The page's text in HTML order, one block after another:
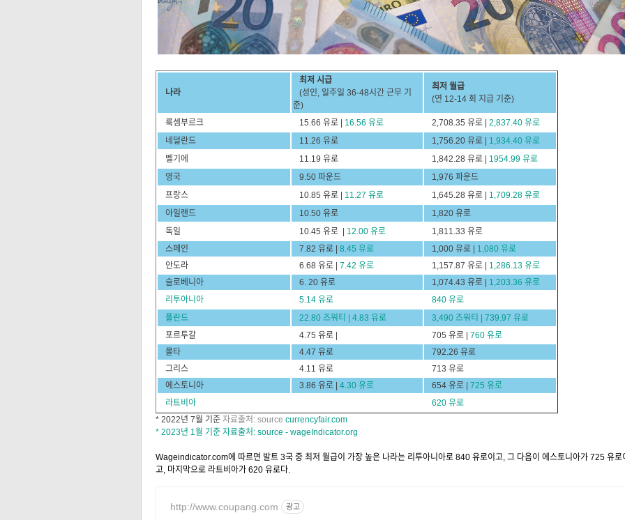
나라
최저 시급
(성인, 일주일 36-48시간 근무 기
준)
최저 월급
(연 12-14 회 지급 기준)
룩셈부르크 15.66 유로 | 16.56 유로 2,708.35 유로 | 2,837.40 유로
네덜란드
11.26 유로 1,756.20 유로 | 1,934.40 유로
벨기에
11.19 유로 1,842.28 유로 | 1954.99 유로
영국
9.50 파운드
1,976 파운드
프랑스
10.85 유로 | 11.27 유로 1,645.28 유로 | 1,709.28 유로
아일랜드
10.50 유로
1,820 유로
독일
10.45 유로 | 12.00 유로
1,811.33 유로
스페인
7.82 유로 | 8.45 유로 1,000 유로 | 1,080 유로
안도라
6.68 유로 | 7.42 유로 1,157.87 유로 | 1,286.13 유로
슬로베니아
6. 20 유로 1,074.43 유로 | 1,203.36 유로
리투아니아
5.14 유로
840 유로
폴란드
22.80 즈워티 | 4.83 유로
3,490 즈워티 | 739.97 유로
포르투갈
4.75 유로 | 705 유로 | 760 유로
몰타
4.47 유로
792.26 유로
그리스
4.11 유로
713 유로
에스토니아
3.86 유로 | 4.30 유로 654 유로 | 725 유로
라트비아
620 유로
* 2022년 7월 기준 자료출처: source currencyfair.com
* 2023년 1월 기준 자료출처: source - wageIndicator.org
Wageindicator.com에 따르면 발트 3국 중 최저 월급이 가장 높은 나라는 리투아니아로 840 유로이고, 그 다음이 에스토니아가 725 유로
고, 마지막으로 라트비아가 620 유로다.
http://www.coupang.com 광고